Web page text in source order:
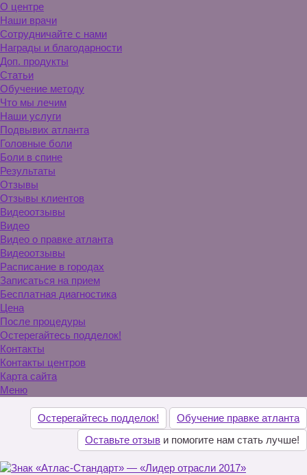
О центре
Наши врачи
Сотрудничайте с нами
Награды и благодарности
Доп. продукты
Статьи
Обучение методу
Что мы лечим
Наши услуги
Подвывих атланта
Головные боли
Боли в спине
Результаты
Отзывы
Отзывы клиентов
Видеоотзывы
Видео
Видео о правке атланта
Видеоотзывы
Расписание в городах
Записаться на прием
Бесплатная диагностика
Цена
После процедуры
Остерегайтесь подделок!
Контакты
Контакты центров
Карта сайта
Меню
Остерегайтесь подделок!
Обучение правке атланта
Оставьте отзыв и помогите нам стать лучше!